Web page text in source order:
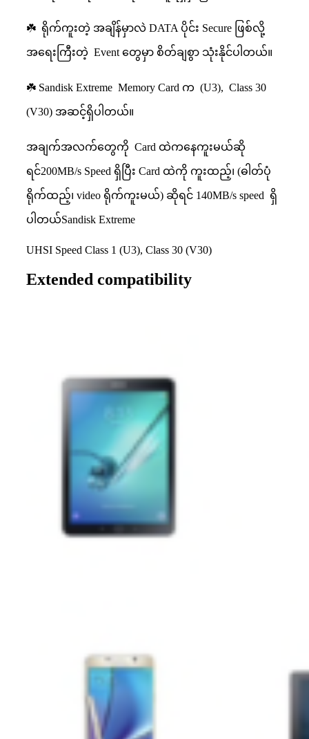
☘️ ရိုက်ကူးတဲ့ အချိန်မှာလဲ DATA ပိုင်း Secure ဖြစ်လို့
အရေးကြီးတဲ့ Event တွေမှာ စိတ်ချစွာ သုံးနိုင်ပါတယ်။
☘️ Sandisk Extreme Memory Card က (U3), Class 30
(V30) အဆင့်ရှိပါတယ်။
အချက်အလက်တွေကို Card ထဲကနေကူးမယ်ဆို
ရင်200MB/s Speed ရှိပြီး Card ထဲကို ကူးထည့်၊ (ဓါတ်ပုံ
ရိုက်ထည့်၊ video ရိုက်ကူးမယ်) ဆိုရင် 140MB/s speed ရှိ
ပါတယ်Sandisk Extreme
UHSI Speed Class 1 (U3), Class 30 (V30)
Extended compatibility